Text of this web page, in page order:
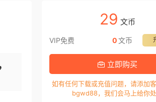
29 文币
VIP免费 0文币
立即购买
如有任何下载或充值问题，请添加客
bgwd88，我们会马上给你